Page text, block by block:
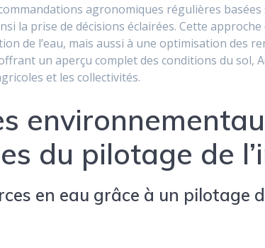
agronomiques régulières basées
la prise de décisions éclairées. Cette
de l’eau, mais aussi à une optimisation des
un aperçu complet des conditions du sol,
et les collectivités.
du pilotage de
en eau grâce à un pilotage